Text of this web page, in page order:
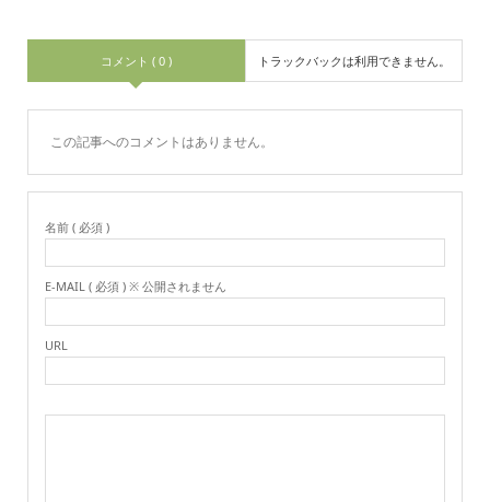
コメント ( 0 ) トラックバックは利用できません。
この記事へのコメントはありません。
名前 ( 必須 )
E-MAIL ( 必須 ) ※ 公開されません
URL